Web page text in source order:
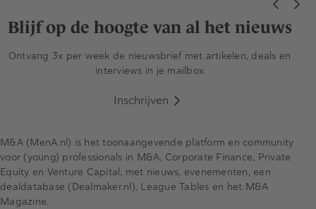
Blijf op de hoogte van al het nieuws
Ontvang 3x per week de nieuwsbrief met artikelen, deals en
interviews in je mailbox
Inschrijven
M&A (MenA.nl) is het toonaangevende platform en community
voor (young) professionals in M&A, Corporate Finance, Private
Equity en Venture Capital, met nieuws, evenementen, een
dealdatabase (Dealmaker.nl), League Tables en het M&A
Magazine.